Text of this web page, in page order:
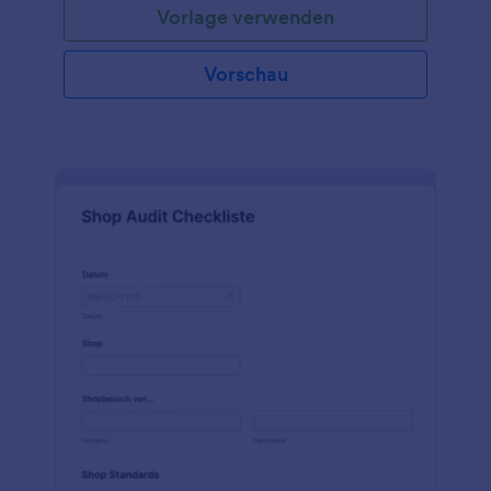
Vorlage verwenden
Vorschau